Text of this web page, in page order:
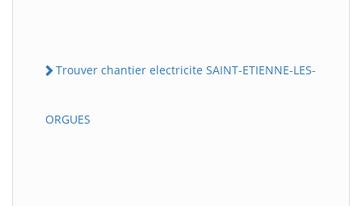
Trouver chantier electricite SAINT-ETIENNE-LES-
ORGUES